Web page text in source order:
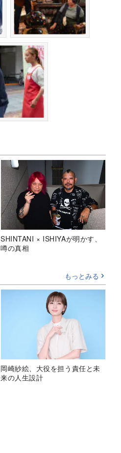
SHINTANI × ISHIYAが明かす、
噂の真相
もっとみる
岡崎紗絵、大役を担う責任と未
来の人生設計